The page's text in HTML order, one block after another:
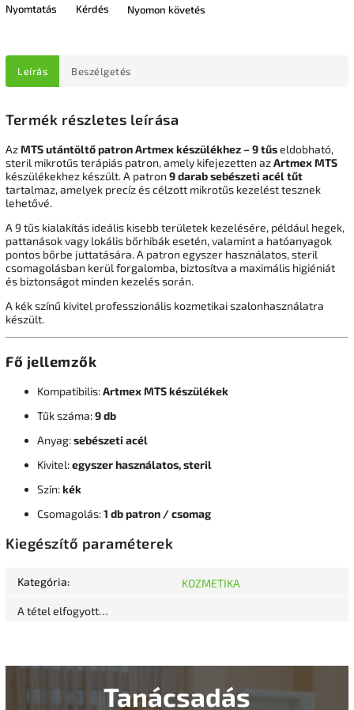
Nyomtatás Kérdés Nyomon követés
Leírás Beszélgetés
Termék részletes leírása
AzMTS utántöltő patron Artmex készülékhez – 9 tűseldobható,
steril mikrotűs terápiás patron, amely kifejezetten azArtmexMTS
készülékekhez készült. A patron 9 darab sebészeti acél tűt
tartalmaz, amelyek precíz és célzott mikrotűs kezelést tesznek
lehetővé.
A 9 tűs kialakítás ideális kisebb területek kezelésére, például hegek,
pattanások vagy lokális bőrhibák esetén, valamint a hatóanyagok
pontos bőrbe juttatására. A patron egyszer használatos, steril
csomagolásban kerül forgalomba, biztosítva a maximális higiéniát
és biztonságot minden kezelés során.
A kék színű kivitel professzionális kozmetikai szalonhasználatra
készült.
Fő jellemzők
Kompatibilis:Artmex MTS készülékek
Tűk száma:9 db
Anyag:sebészeti acél
Kivitel:egyszer használatos, steril
Szín:kék
Csomagolás:1 db patron / csomag
Kiegészítő paraméterek
Kategória: KOZMETIKA
A tétel elfogyott…
Tanácsadás